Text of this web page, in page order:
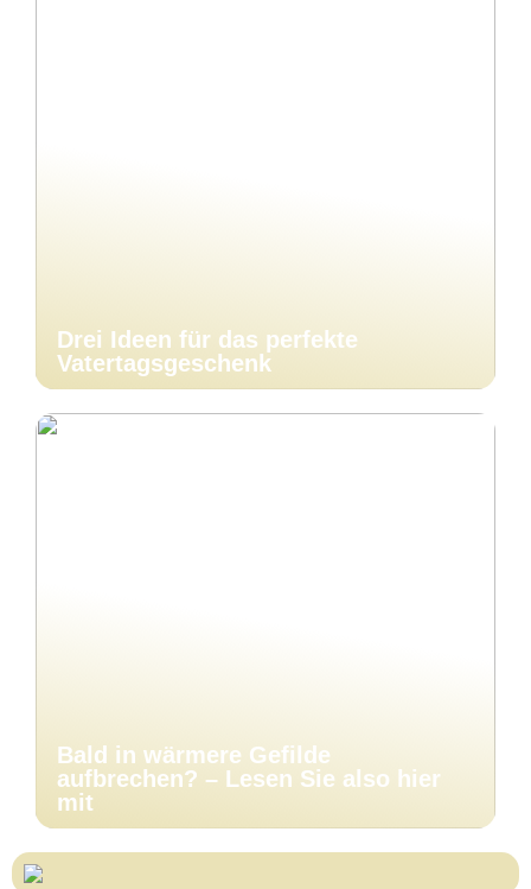
Drei Ideen für das perfekte
Vatertagsgeschenk
Bald in wärmere Gefilde
aufbrechen? – Lesen Sie also hier
mit